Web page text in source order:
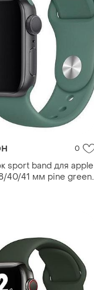
0
sport band для apple
40/41 мм pine green